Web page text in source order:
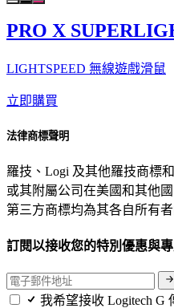
PRO X
LIGHTSPEED 無線遊戲滑鼠
立即購買
法律商標聲明
羅技、Logi 及其他羅技商標
或其附屬公司在美國和其他
第三方商標均為其各自所有者
訂閱以接收您的特別優惠與專
我希望接收 Logitech G